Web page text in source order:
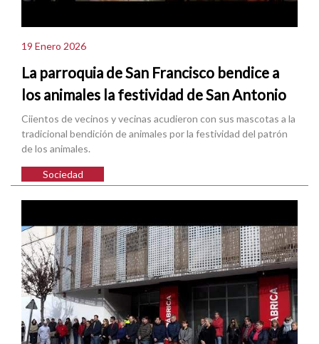
19 Enero 2026
La parroquia de San Francisco bendice a
los animales la festividad de San Antonio
Ciientos de vecinos y vecinas acudieron con sus mascotas a la
tradicional bendición de animales por la festividad del patrón
de los animales.
Sociedad